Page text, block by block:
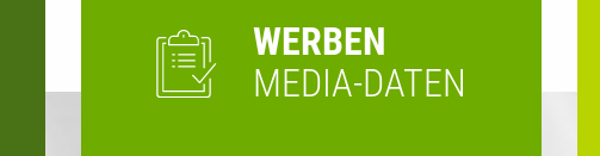
WERBEN
MEDIA-DATEN